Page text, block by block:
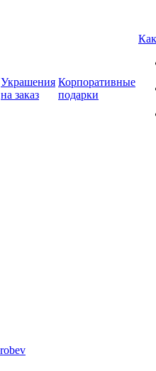
Украшения
на заказ
Корпоративные
подарки